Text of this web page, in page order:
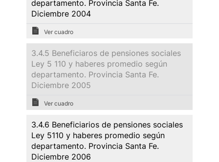
departamento. Provincia Santa Fe.
Diciembre 2004
Ver cuadro
3.4.5 Beneficiaros de pensiones sociales
Ley 5 110 y haberes promedio según
departamento. Provincia Santa Fe.
Diciembre 2005
Ver cuadro
3.4.6 Beneficiarios de pensiones sociales
Ley 5110 y haberes promedio según
departamento. Provincia Santa Fe.
Diciembre 2006